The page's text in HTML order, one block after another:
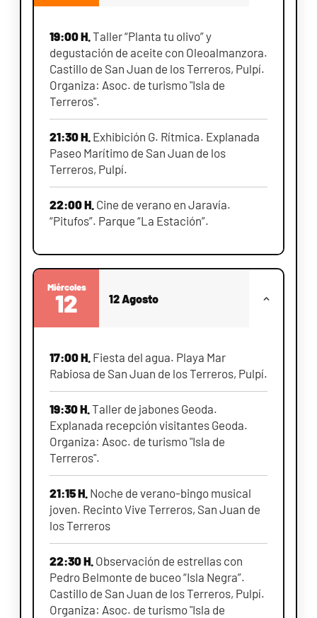
19:00 H.Taller “Planta tu olivo” y
degustación de aceite con Oleoalmanzora.
Castillo de San Juan de los Terreros, Pulpí.
Organiza: Asoc. de turismo "Isla de
Terreros".
21:30 H. Exhibición G. Rítmica. Explanada
Paseo Marítimo de San Juan de los
Terreros, Pulpí.
22:00 H. Cine de verano en Jaravía.
“Pitufos”. Parque “La Estación”.
Miércoles
12 12 Agosto
17:00 H. Fiesta del agua. Playa Mar
Rabiosa de San Juan de los Terreros, Pulpí.
19:30 H.Taller de jabones Geoda.
Explanada recepción visitantes Geoda.
Organiza: Asoc. de turismo "Isla de
Terreros".
21:15 H. Noche de verano-bingo musical
joven. Recinto Vive Terreros, San Juan de
los Terreros
22:30 H. Observación de estrellas con
Pedro Belmonte de buceo “Isla Negra”.
Castillo de San Juan de los Terreros, Pulpí.
Organiza: Asoc. de turismo "Isla de